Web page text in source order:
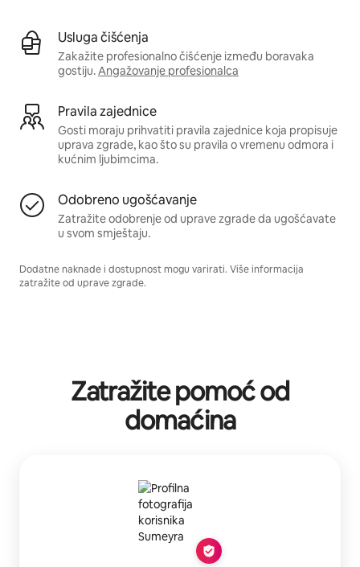
Usluga čišćenja
Zakažite profesionalno čišćenje između boravaka
gostiju. Angažovanje profesionalca
Pravila zajednice
Gosti moraju prihvatiti pravila zajednice koja propisuje
uprava zgrade, kao što su pravila o vremenu odmora i
kućnim ljubimcima.
Odobreno ugošćavanje
Zatražite odobrenje od uprave zgrade da ugošćavate
u svom smještaju.
Dodatne naknade i dostupnost mogu varirati. Više informacija
zatražite od uprave zgrade.
Zatražite pomoć od
domaćina